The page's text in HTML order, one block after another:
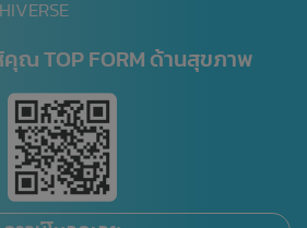
คุณ TOP FORM ด้านสุขภาพ